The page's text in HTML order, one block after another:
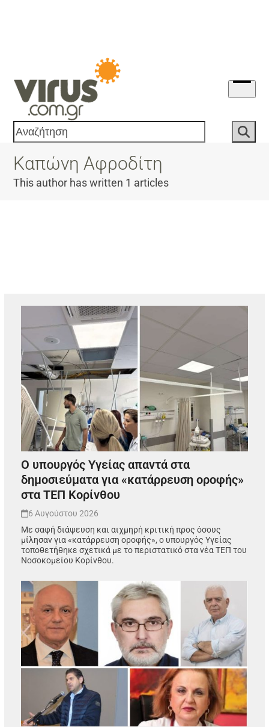
Open
Αναζήτηση
Καπώνη Αφροδίτη
This author has written 1 articles
Ο υπουργός Υγείας απαντά στα
δημοσιεύματα για «κατάρρευση οροφής»
στα ΤΕΠ Κορίνθου
6 Αυγούστου 2026
Με σαφή διάψευση και αιχμηρή κριτική προς όσους
μίλησαν για «κατάρρευση οροφής», ο υπουργός Υγείας
τοποθετήθηκε σχετικά με το περιστατικό στα νέα ΤΕΠ του
Νοσοκομείου Κορίνθου.